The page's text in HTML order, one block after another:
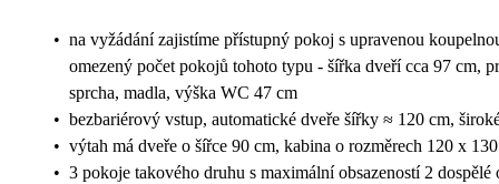
• na vyžádání zajistíme přístupný pokoj s upravenou
omezený počet pokojů tohoto typu - šířka dveří cca 97 cm,
sprcha, madla, výška WC 47 cm
• bezbariérový vstup, automatické dveře šířky ≈ 120 cm,
• výtah má dveře o šířce 90 cm, kabina o rozměrech 120 x
• 3 pokoje takového druhu s maximální obsazeností 2 dospělé